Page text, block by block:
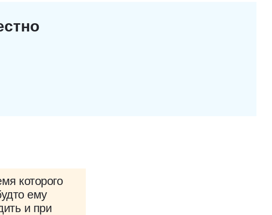
которого
ему
и при